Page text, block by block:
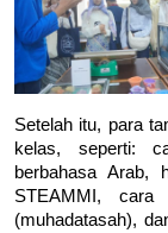
Setelah itu, para
kelas, seperti:
berbahasa Arab,
STEAMMI, cara
(muhadatasah),